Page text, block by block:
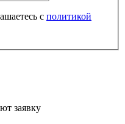
с политикой
заявку